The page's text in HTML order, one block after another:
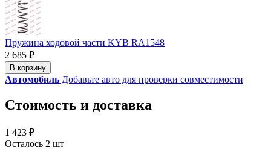
Пружина ходовой части KYB RA1548
2 685 ₽
В корзину
Автомобиль Добавьте авто для проверки совместимости
Стоимость и доставка
1 423 ₽
Осталось 2 шт